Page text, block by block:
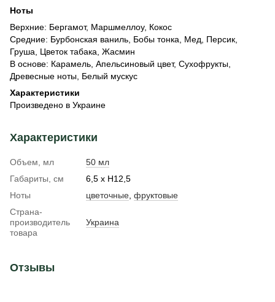
Ноты
Верхние: Бергамот, Маршмеллоу, Кокос
Средние: Бурбонская ваниль, Бобы тонка, Мед, Персик,
Груша, Цветок табака, Жасмин
В основе: Карамель, Апельсиновый цвет, Сухофрукты,
Древесные ноты, Белый мускус
Характеристики
Произведено в Украине
Характеристики
Объем, мл
50 мл
Габариты, см
6,5 х H12,5
Ноты
цветочные фруктовые
Страна-
производитель
товара
Украина
Отзывы